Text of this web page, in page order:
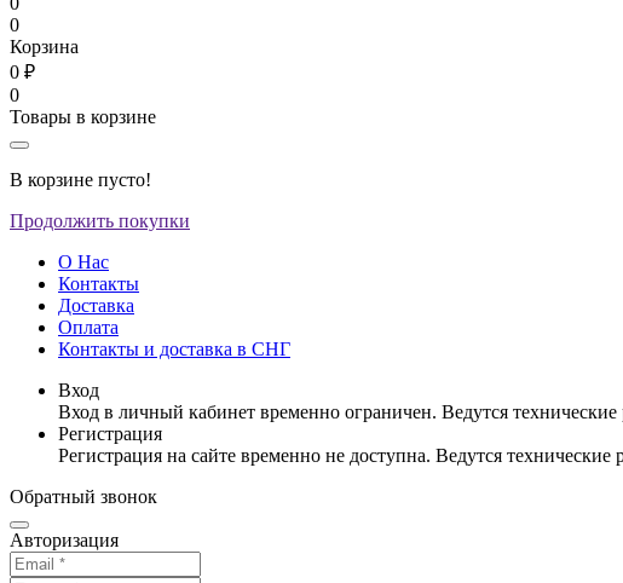
0
Корзина
0 ₽
0
Товары в корзине
В корзине пусто!
Продолжить покупки
О Нас
Контакты
Доставка
Оплата
Контакты и доставка в СНГ
Вход
Вход в личный кабинет временно ограничен. Ведутся
Регистрация
Регистрация на сайте временно не доступна. Ведутся
Обратный звонок
Авторизация